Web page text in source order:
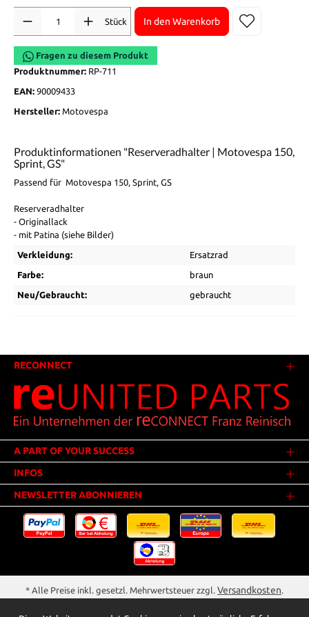
Stück
In den Warenkorb
Fragen zu diesem Produkt
Produktnummer: RP-711
EAN: 90009433
Hersteller: Motovespa
Produktinformationen "Reserveradhalter | Motovespa 150,
Sprint, GS"
Passend für Motovespa 150, Sprint, GS
Reserveradhalter
- Originallack
- mit Patina (siehe Bilder)
Verkleidung: Ersatzrad
Farbe: braun
Neu/Gebraucht: gebraucht
RECONNECT
A PART OF YOUR SUCCESS
INFOS
NEWSLETTER ABONNIEREN
* Alle Preise inkl. gesetzl. Mehrwertsteuer zzgl. Versandkosten.